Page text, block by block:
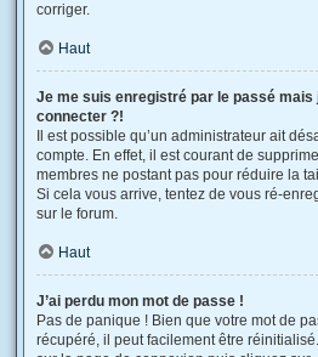
corriger.
Haut
Je me suis enregistré par le passé mais
connecter ?!
Il est possible qu’un administrateur ait
compte. En effet, il est courant de
membres ne postant pas pour réduire la
Si cela vous arrive, tentez de vous ré-
sur le forum.
Haut
J’ai perdu mon mot de passe !
Pas de panique ! Bien que votre mot de
récupéré, il peut facilement être